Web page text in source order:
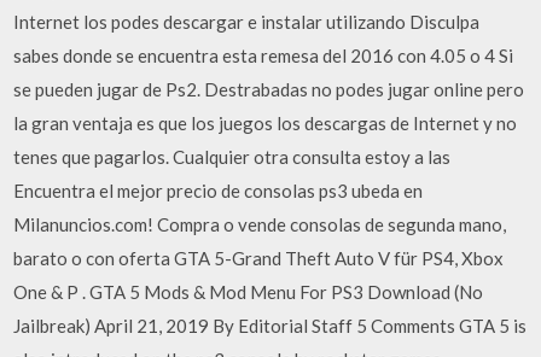
Internet los podes descargar e instalar utilizando Disculpa
sabes donde se encuentra esta remesa del 2016 con 4.05 o 4 Si
se pueden jugar de Ps2. Destrabadas no podes jugar online pero
la gran ventaja es que los juegos los descargas de Internet y no
tenes que pagarlos. Cualquier otra consulta estoy a las
Encuentra el mejor precio de consolas ps3 ubeda en
Milanuncios.com! Compra o vende consolas de segunda mano,
barato o con oferta GTA 5-Grand Theft Auto V für PS4, Xbox
One & P . GTA 5 Mods & Mod Menu For PS3 Download (No
Jailbreak) April 21, 2019 By Editorial Staff 5 Comments GTA 5 is